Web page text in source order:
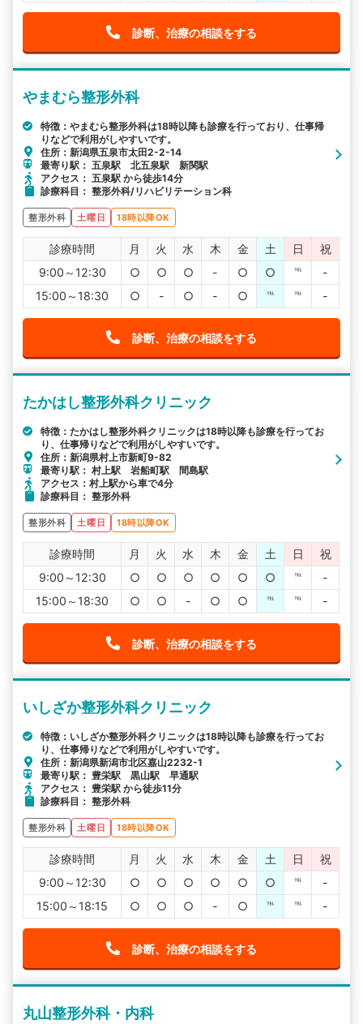
診断、治療の相談をする
やまむら整形外科
特徴：やまむら整形外科は18時以降も診療を行っており、仕事帰
りなどで利用がしやすいです。
住所：新潟県五泉市太田2-2-14
最寄り駅： 五泉駅 北五泉駅 新関駅
アクセス： 五泉駅 から徒歩14分
診療科目： 整形外科/リハビリテーション科
整形外科 土曜日 18時以降OK
診療時間 月 火 水 木 金 土 日
祝
9:00～12:30
○ ○ ○ - ○ ○ ℡
-
15:00～18:30
○ - ○ - ○ ℡ ℡ -
診断、治療の相談をする
たかはし整形外科クリニック
特徴：たかはし整形外科クリニックは18時以降も診療を行ってお
り、仕事帰りなどで利用がしやすいです。
住所：新潟県村上市新町9-82
最寄り駅： 村上駅 岩船町駅 間島駅
アクセス：村上駅から車で4分
診療科目： 整形外科
整形外科 土曜日 18時以降OK
診療時間 月 火 水 木 金 土 日
祝
9:00～12:30
○ ○ ○ ○ ○ ○ ℡
-
15:00～18:30
○ ○ - ○ ○ ℡ ℡ -
診断、治療の相談をする
いしざか整形外科クリニック
特徴：いしざか整形外科クリニックは18時以降も診療を行ってお
り、仕事帰りなどで利用がしやすいです。
住所：新潟県新潟市北区嘉山2232-1
最寄り駅： 豊栄駅 黒山駅 早通駅
アクセス： 豊栄駅 から徒歩11分
診療科目： 整形外科
整形外科 土曜日 18時以降OK
診療時間 月 火 水 木 金 土 日
祝
9:00～12:30
○ ○ ○ ○ ○ ○ ℡
-
15:00～18:15
○ ○ ○ - ○ ℡ ℡ -
診断、治療の相談をする
丸山整形外科・内科